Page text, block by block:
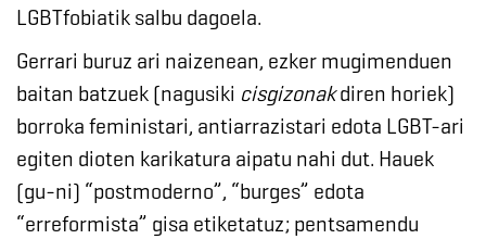
LGBTfobiatik salbu dagoela.
Gerrari buruz ari naizenean, ezker mugimenduen
baitan batzuek (nagusiki cisgizonakdiren horiek)
borroka feministari, antiarrazistari edota LGBT-ari
egiten dioten karikatura aipatu nahi dut. Hauek
(gu-ni) “postmoderno”, “burges” edota
“erreformista” gisa etiketatuz; pentsamendu